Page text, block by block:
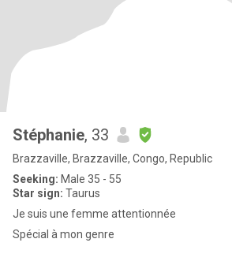
Stéphanie, 33
Brazzaville, Brazzaville, Congo, Republic
Seeking: Male 35 - 55
Star sign: Taurus
Je suis une femme attentionnée
Spécial à mon genre